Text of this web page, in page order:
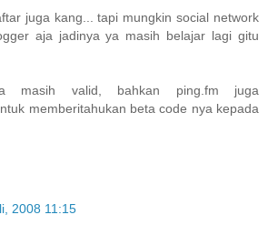
juga kang... tapi mungkin social network
aja jadinya ya masih belajar lagi gitu
masih valid, bahkan ping.fm juga
memberitahukan beta code nya kepada
2008 11:15